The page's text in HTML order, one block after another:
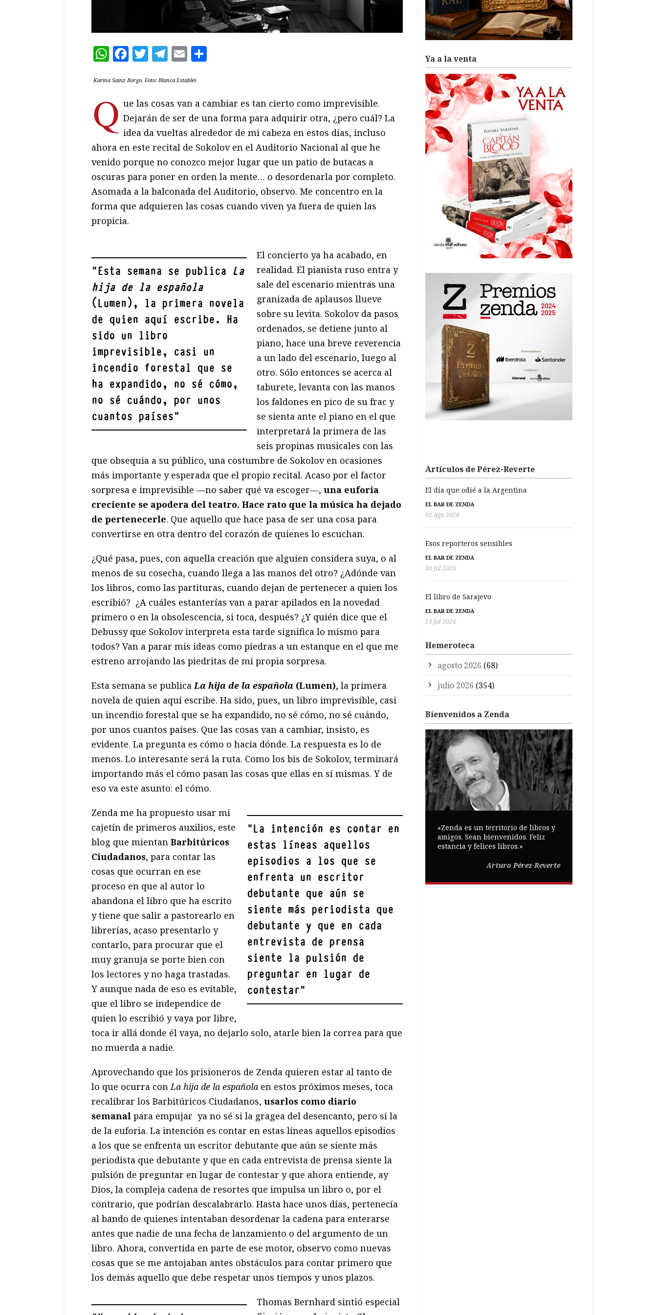
WhatsApp
Facebook
Twitter
Telegram
Email
Karina Sainz Borgo. Foto: Blanca Establés
Q ue las cosas van a cambiar es tan cierto como imprevisible.
Dejarán de ser de una forma para adquirir otra, ¿pero cuál? La
idea da vueltas alrededor de mi cabeza en estos días, incluso
ahora en este recital de Sokolov en el Auditorio Nacional al que he
venido porque no conozco mejor lugar que un patio de butacas a
oscuras para poner en orden la mente… o desordenarla por completo.
Asomada a la balconada del Auditorio, observo. Me concentro en la
forma que adquieren las cosas cuando viven ya fuera de quien las
propicia.
"Esta semana se publica La
hija de la española
(Lumen), la primera novela
de quien aquí escribe. Ha
sido un libro
imprevisible, casi un
incendio forestal que se
ha expandido, no sé cómo,
no sé cuándo, por unos
cuantos países"
El concierto ya ha acabado, en
realidad. El pianista ruso entra y
sale del escenario mientras una
granizada de aplausos llueve
sobre su levita. Sokolov da pasos
ordenados, se detiene junto al
piano, hace una breve reverencia
a un lado del escenario, luego al
otro. Sólo entonces se acerca al
taburete, levanta con las manos
los faldones en pico de su frac y
se sienta ante el piano en el que
interpretará la primera de las
seis propinas musicales con las
que obsequia a su público, una costumbre de Sokolov en ocasiones
más importante y esperada que el propio recital. Acaso por el factor
sorpresa e imprevisible —no saber qué va escoger—, una euforia
creciente se apodera del teatro. Hace rato que la música ha dejado
de pertenecerle. Que aquello que hace pasa de ser una cosa para
convertirse en otra dentro del corazón de quienes lo escuchan.
¿Qué pasa, pues, con aquella creación que alguien considera suya, o al
menos de su cosecha, cuando llega a las manos del otro? ¿Adónde van
los libros, como las partituras, cuando dejan de pertenecer a quien los
escribió? ¿A cuáles estanterías van a parar apilados en la novedad
primero o en la obsolescencia, si toca, después? ¿Y quién dice que el
Debussy que Sokolov interpreta esta tarde significa lo mismo para
todos? Van a parar mis ideas como piedras a un estanque en el que me
estreno arrojando las piedritas de mi propia sorpresa.
Esta semana se publica La hija de la española (Lumen), la primera
novela de quien aquí escribe. Ha sido, pues, un libro imprevisible, casi
un incendio forestal que se ha expandido, no sé cómo, no sé cuándo,
por unos cuantos países. Que las cosas van a cambiar, insisto, es
evidente. La pregunta es cómo o hacia dónde. La respuesta es lo de
menos. Lo interesante será la ruta. Como los bis de Sokolov, terminará
importando más el cómo pasan las cosas que ellas en sí mismas. Y de
eso va este asunto: el cómo.
"La intención es contar en
estas líneas aquellos
episodios a los que se
enfrenta un escritor
debutante que aún se
siente más periodista que
debutante y que en cada
entrevista de prensa
siente la pulsión de
preguntar en lugar de
contestar"
Zenda me ha propuesto usar mi
cajetín de primeros auxilios, este
blog que mientan Barbitúricos
Ciudadanos, para contar las
cosas que ocurran en ese
proceso en que al autor lo
abandona el libro que ha escrito
y tiene que salir a pastorearlo en
librerías, acaso presentarlo y
contarlo, para procurar que el
muy granuja se porte bien con
los lectores y no haga trastadas.
Y aunque nada de eso es evitable,
que el libro se independice de
quien lo escribió y vaya por libre,
toca ir allá donde él vaya, no dejarlo solo, atarle bien la correa para que
no muerda a nadie.
Aprovechando que los prisioneros de Zenda quieren estar al tanto de
lo que ocurra con La hija de la española en estos próximos meses, toca
recalibrar los Barbitúricos Ciudadanos, usarlos como diario
semanal para empujar ya no sé si la gragea del desencanto, pero sí la
de la euforia. La intención es contar en estas líneas aquellos episodios
a los que se enfrenta un escritor debutante que aún se siente más
periodista que debutante y que en cada entrevista de prensa siente la
pulsión de preguntar en lugar de contestar y que ahora entiende, ay
Dios, la compleja cadena de resortes que impulsa un libro o, por el
contrario, que podrían descalabrarlo. Hasta hace unos días, pertenecía
al bando de quienes intentaban desordenar la cadena para enterarse
antes que nadie de una fecha de lanzamiento o del argumento de un
libro. Ahora, convertida en parte de ese motor, observo como nuevas
cosas que se me antojaban antes obstáculos para contar primero que
los demás aquello que debe respetar unos tiempos y unos plazos.
Thomas Bernhard sintió especial
Ya a la venta
Artículos de Pérez-Reverte
El día que odié a la Argentina
EL BAR DE ZENDA
02 Ago 2026
Esos reporteros sensibles
EL BAR DE ZENDA
30 Jul 2026
El libro de Sarajevo
EL BAR DE ZENDA
23 Jul 2026
Hemeroteca
agosto 2026 (68)
julio 2026 (354)
Bienvenidos a Zenda
«Zenda es un territorio de libros y
amigos. Sean bienvenidos. Feliz
estancia y felices libros.»
Arturo Pérez-Reverte